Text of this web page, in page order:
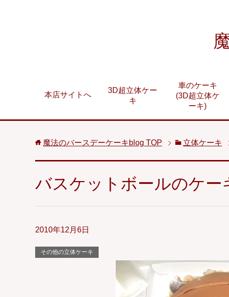
本店サイトへ
3D超立体ケー
キ
車のケーキ
(3D超立体ケ
ーキ)
魔法のバースデーケーキblog TOP 立体ケーキ
バスケットボールのケ
2010年12月6日
その他の立体ケーキ